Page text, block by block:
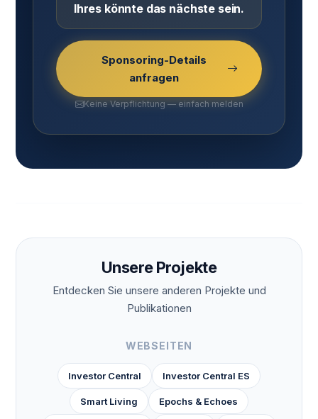
Ihres könnte das nächste sein.
Sponsoring-Details
anfragen
Keine Verpflichtung — einfach melden
Unsere Projekte
Entdecken Sie unsere anderen Projekte und
Publikationen
WEBSEITEN
Investor Central Investor Central ES
Smart Living Epochs & Echoes